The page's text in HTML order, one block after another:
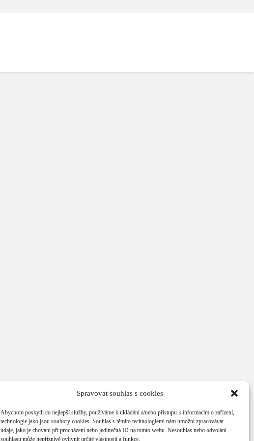
Spravovat souhlas s cookies
Abychom poskytli co nejlepší služby, používáme k ukládání a/nebo přístupu k informacím o zařízení,
technologie jako jsou soubory cookies. Souhlas s těmito technologiemi nám umožní zpracovávat
údaje, jako je chování při procházení nebo jedinečná ID na tomto webu. Nesouhlas nebo odvolání
souhlasu může nepříznivě ovlivnit určité vlastnosti a funkce.